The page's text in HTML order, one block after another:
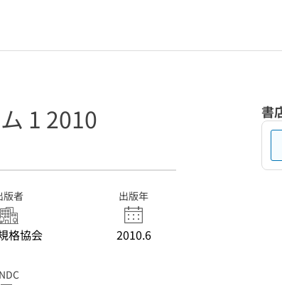
1 2010
版者
格協会
出版年
2010.6
NDC
書